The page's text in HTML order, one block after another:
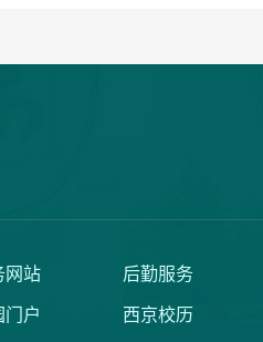
网站 后勤服务
门户 西京校历